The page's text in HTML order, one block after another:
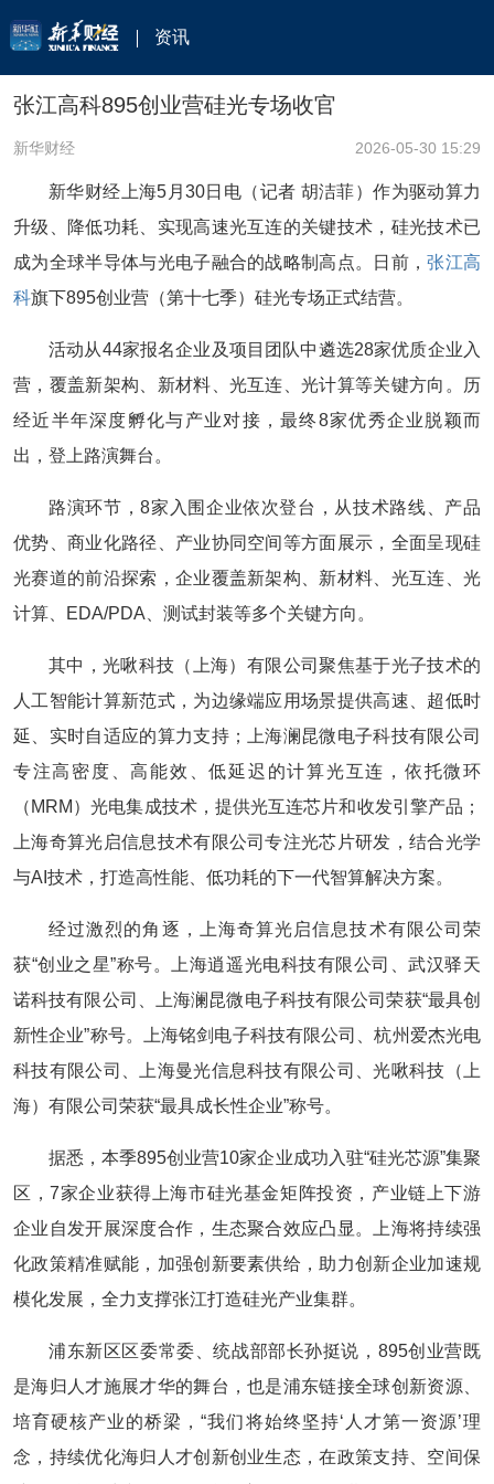
资讯
张江高科895创业营硅光专场收官
新华财经 2026-05-30 15:29
新华财经上海5月30日电（记者 胡洁菲）作为驱动算力
升级、降低功耗、实现高速光互连的关键技术，硅光技术已
成为全球半导体与光电子融合的战略制高点。日前，张江高
科旗下895创业营（第十七季）硅光专场正式结营。
活动从44家报名企业及项目团队中遴选28家优质企业入
营，覆盖新架构、新材料、光互连、光计算等关键方向。历
经近半年深度孵化与产业对接，最终8家优秀企业脱颖而
出，登上路演舞台。
路演环节，8家入围企业依次登台，从技术路线、产品
优势、商业化路径、产业协同空间等方面展示，全面呈现硅
光赛道的前沿探索，企业覆盖新架构、新材料、光互连、光
计算、EDA/PDA、测试封装等多个关键方向。
其中，光啾科技（上海）有限公司聚焦基于光子技术的
人工智能计算新范式，为边缘端应用场景提供高速、超低时
延、实时自适应的算力支持；上海澜昆微电子科技有限公司
专注高密度、高能效、低延迟的计算光互连，依托微环
（MRM）光电集成技术，提供光互连芯片和收发引擎产品；
上海奇算光启信息技术有限公司专注光芯片研发，结合光学
与AI技术，打造高性能、低功耗的下一代智算解决方案。
经过激烈的角逐，上海奇算光启信息技术有限公司荣
获“创业之星”称号。上海逍遥光电科技有限公司、武汉驿天
诺科技有限公司、上海澜昆微电子科技有限公司荣获“最具创
新性企业”称号。上海铭剑电子科技有限公司、杭州爱杰光电
科技有限公司、上海曼光信息科技有限公司、光啾科技（上
海）有限公司荣获“最具成长性企业”称号。
据悉，本季895创业营10家企业成功入驻“硅光芯源”集聚
区，7家企业获得上海市硅光基金矩阵投资，产业链上下游
企业自发开展深度合作，生态聚合效应凸显。上海将持续强
化政策精准赋能，加强创新要素供给，助力创新企业加速规
模化发展，全力支撑张江打造硅光产业集群。
浦东新区区委常委、统战部部长孙挺说，895创业营既
是海归人才施展才华的舞台，也是浦东链接全球创新资源、
培育硬核产业的桥梁，“我们将始终坚持‘人才第一资源’理
念，持续优化海归人才创新创业生态，在政策支持、空间保